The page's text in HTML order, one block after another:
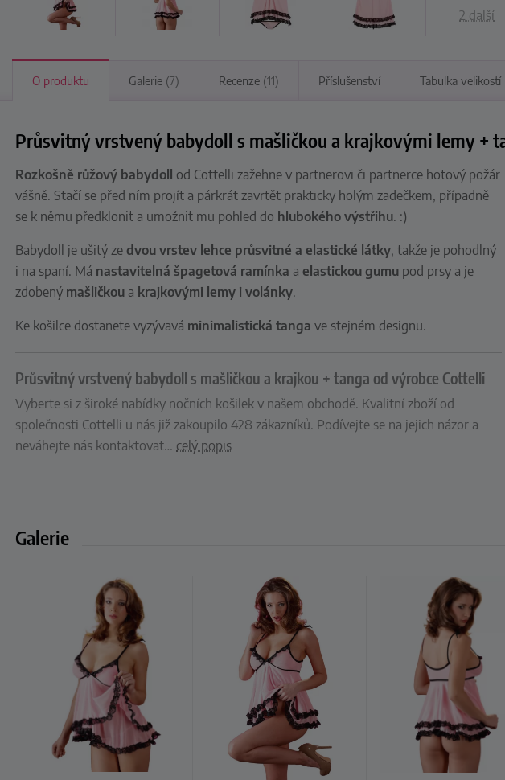
2 další
O produktu Galerie (7) Recenze (11) Příslušenství Tabulka velikostí
Průsvitný vrstvený babydoll s mašličkou a krajkovými lemy +
Rozkošně růžový babydoll
od Cottelli zažehne v partnerovi či partnerce hotový požár
vášně. Stačí se před ním projít a párkrát zavrtět prakticky holým zadečkem, případně
se k němu předklonit a umožnit mu pohled do hlubokého výstřihu. :)
Babydoll je ušitý zedvou vrstev lehce průsvitné a elastické látky, takže je pohodlný
i na spaní. Má nastavitelná špagetová ramínka a elastickou gumu pod prsy a je
zdobený mašličkou a krajkovými lemy i volánky.
Ke košilce dostanete vyzývavá minimalistická tangave stejném designu.
Průsvitný vrstvený babydoll s mašličkou a krajkou + tanga od výrobce Cottelli
Vyberte si z široké nabídky nočních košilek v našem obchodě. Kvalitní zboží od
společnosti Cottelli u nás již zakoupilo 428 zákazníků. Podívejte se na jejich názor a
neváhejte nás kontaktovat… celý popis
Galerie